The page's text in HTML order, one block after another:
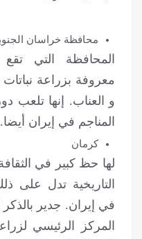
محافظة خراسان
المحافظة التي
معروفة بزراعة
و العناب. إنها تلعب
المناجم في إيران أيضا.
كرمان
لها حظ كبير في
التاريخية تدل على
في إيران. جدير
المركز الرئيسي